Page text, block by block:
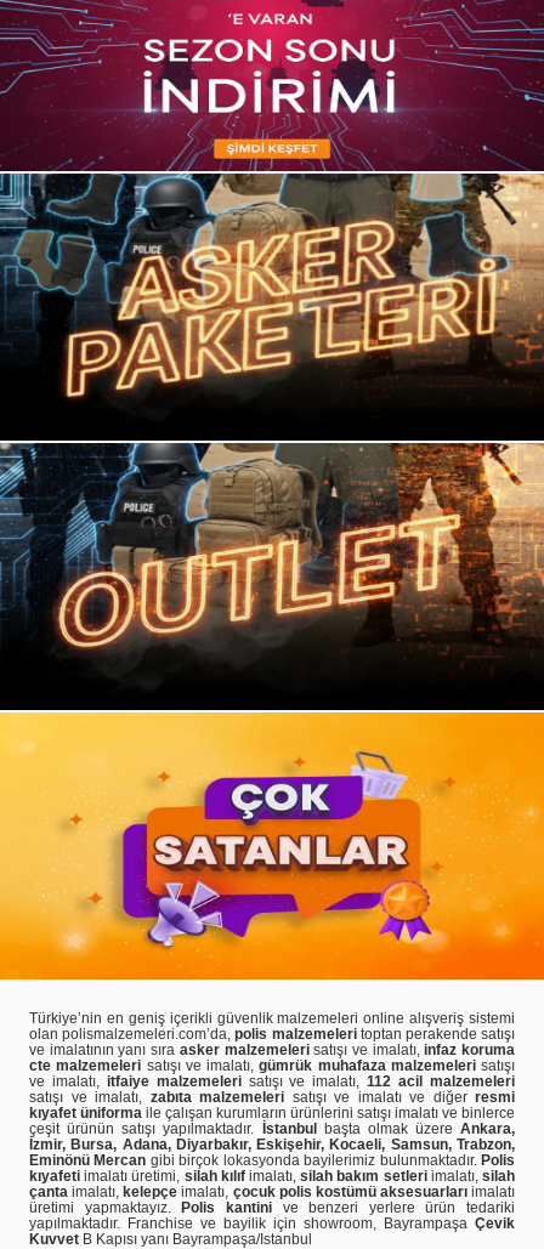
Türkiye’nin en geniş içerikli güvenlik malzemeleri online alışveriş sistemi
olan polismalzemeleri.com’da,polis malzemeleritoptan perakende satışı
ve imalatının yanı sıra asker malzemelerisatışı ve imalatı,infaz koruma
cte malzemeleri satışı ve imalatı,gümrük muhafaza malzemelerisatışı
ve imalatı, itfaiye malzemelerisatışı ve imalatı,112 acil malzemeleri
satışı ve imalatı, zabıta malzemeleri satışı ve imalatı ve diğer resmi
kıyafet üniforma ile çalışan kurumların ürünlerini satışı imalatı ve binlerce
çeşit ürünün satışı yapılmaktadır.
İstanbul başta olmak üzere Ankara,
İzmir, Bursa, Adana, Diyarbakır, Eskişehir, Kocaeli, Samsun, Trabzon,
Eminönü Mercan gibi birçok lokasyonda bayilerimiz bulunmaktadır. Polis
kıyafeti imalatı üretimi, silah kılıfimalatı,silah bakım setleriimalatı,silah
çanta imalatı, kelepçe imalatı, çocuk polis kostümü aksesuarlarıimalatı
üretimi yapmaktayız.
Polis kantinive benzeri yerlere ürün tedariki
yapılmaktadır. Franchise ve bayilik için showroom, Bayrampaşa Çevik
Kuvvet B Kapısı yanı Bayrampaşa/Istanbul